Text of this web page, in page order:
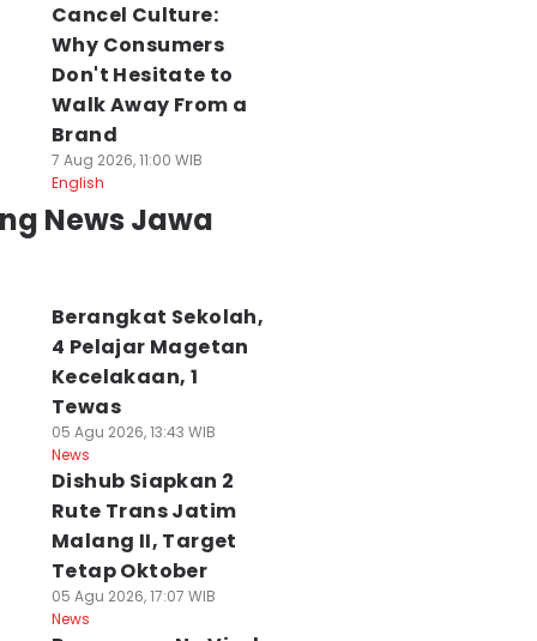
Cancel Culture:
Why Consumers
Don't Hesitate to
Walk Away From a
Brand
7 Aug 2026, 11:00 WIB
English
News Jawa
Berangkat Sekolah,
4 Pelajar Magetan
Kecelakaan, 1
Tewas
05 Agu 2026, 13:43 WIB
News
Dishub Siapkan 2
Rute Trans Jatim
Malang II, Target
Tetap Oktober
05 Agu 2026, 17:07 WIB
News